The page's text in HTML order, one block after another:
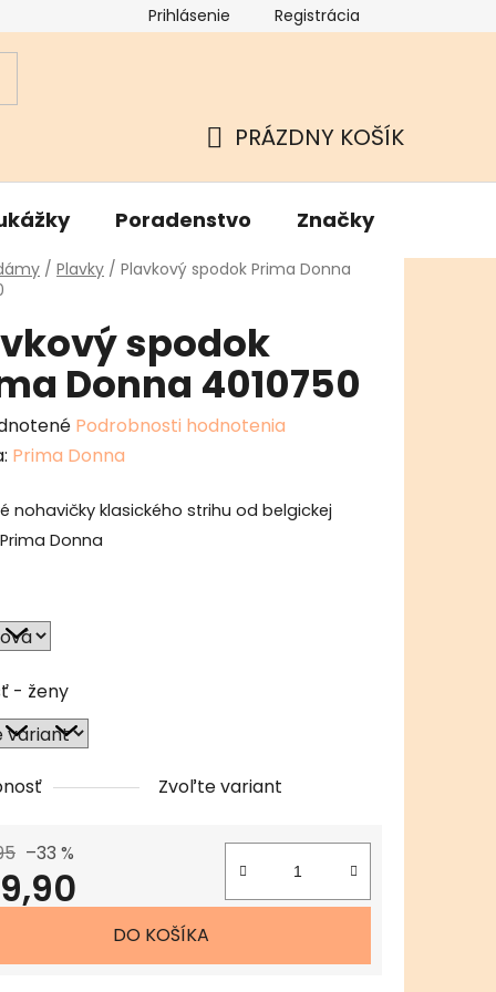
Podmienky ochrany osobných údajov
Prihlásenie Registrácia
KOŠÍK
PRÁZDNY KOŠÍK
Poradenstvo Značky
/ Plavky / Plavkový spodok Prima Donna
spodok
Donna 4010750
Podrobnosti hodnotenia
Prima Donna
nohavičky klasického strihu od belgickej
Donna
- ženy
Zvoľte variant
–33 %
DO KOŠÍKA